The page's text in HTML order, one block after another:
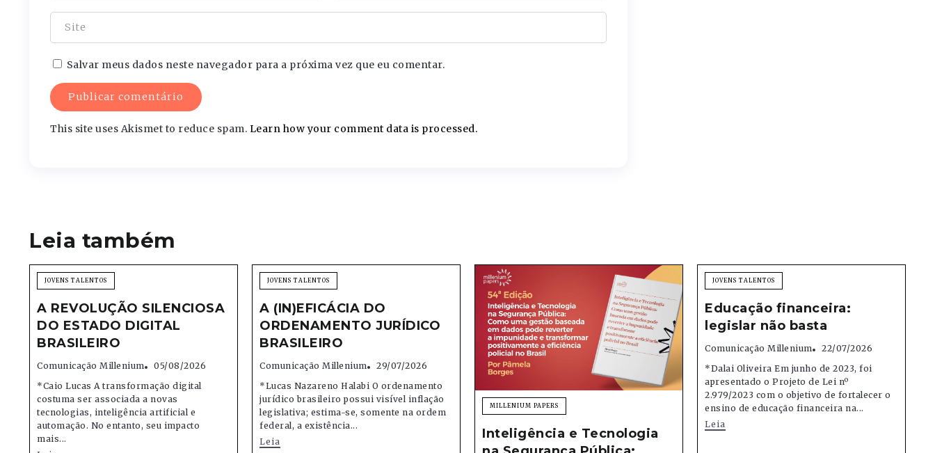
Salvar meus dados neste navegador para a próxima vez que eu comentar.
This site uses Akismet to reduce spam. Learn how your comment data is processed.
Leia também
JOVENS TALENTOS
A REVOLUÇÃO SILENCIOSA
DO ESTADO DIGITAL
BRASILEIRO
Comunicação Millenium
05/08/2026
*Caio Lucas A transformação digital
costuma ser associada a novas
tecnologias, inteligência artificial e
automação. No entanto, seu impacto
mais...
JOVENS TALENTOS
A (IN)EFICÁCIA DO
ORDENAMENTO JURÍDICO
BRASILEIRO
Comunicação Millenium
29/07/2026
*Lucas Nazareno Halabi O ordenamento
jurídico brasileiro possui visível inflação
legislativa; estima-se, somente na ordem
federal, a existência...
Leia
MILLENIUM PAPERS
Inteligência e Tecnologia
JOVENS TALENTOS
Educação financeira:
legislar não basta
Comunicação Millenium
22/07/2026
*Dalai Oliveira Em junho de 2023, foi
apresentado o Projeto de Lei nº
2.979/2023 com o objetivo de fortalecer o
ensino de educação financeira na...
Leia